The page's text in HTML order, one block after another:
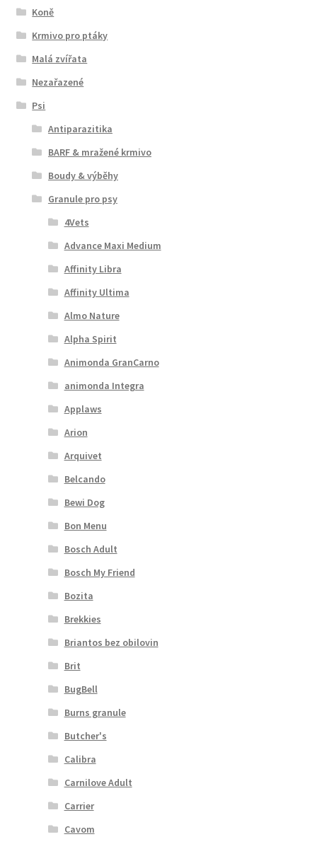
Koně
Krmivo pro ptáky
Malá zvířata
Nezařazené
Psi
Antiparazitika
BARF & mražené krmivo
Boudy & výběhy
Granule pro psy
4Vets
Advance Maxi Medium
Affinity Libra
Affinity Ultima
Almo Nature
Alpha Spirit
Animonda GranCarno
animonda Integra
Applaws
Arion
Arquivet
Belcando
Bewi Dog
Bon Menu
Bosch Adult
Bosch My Friend
Bozita
Brekkies
Briantos bez obilovin
Brit
BugBell
Burns granule
Butcher's
Calibra
Carnilove Adult
Carrier
Cavom